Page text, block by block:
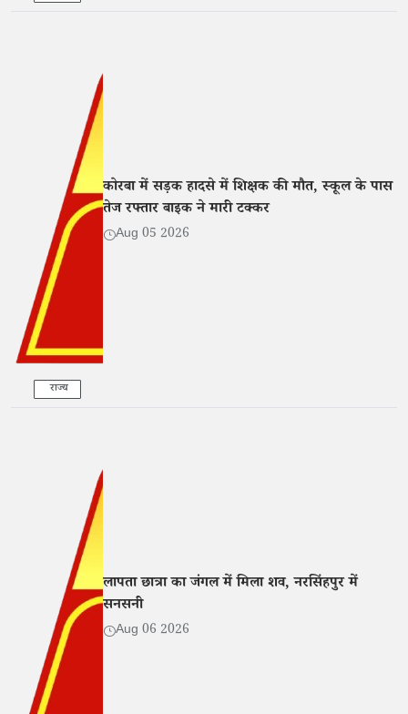
राज्य
कोरबा में सड़क हादसे में शिक्षक की मौत, स्कूल के पास
तेज रफ्तार बाइक ने मारी टक्कर
Aug 05 2026
लापता छात्रा का जंगल में मिला शव, नरसिंहपुर में
सनसनी
Aug 06 2026